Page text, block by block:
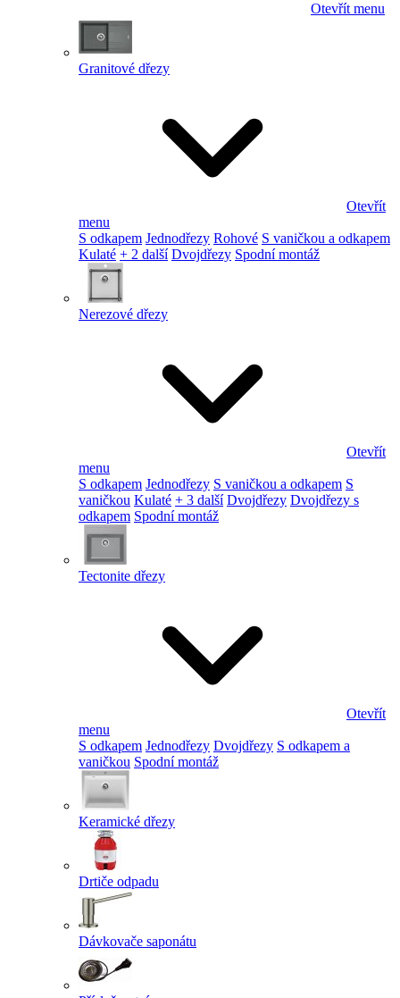
Otevřít menu
Granitové dřezy
Otevřít
menu
S odkapem Jednodřezy Rohové S vaničkou a odkapem
Kulaté + 2 další Dvojdřezy Spodní montáž
Nerezové dřezy
Otevřít
menu
S odkapem Jednodřezy S vaničkou a odkapem S
vaničkou Kulaté + 3 další Dvojdřezy Dvojdřezy s
odkapem Spodní montáž
Tectonite dřezy
Otevřít
menu
S odkapem Jednodřezy Dvojdřezy S odkapem a
vaničkou Spodní montáž
Keramické dřezy
Drtiče odpadu
Dávkovače saponátu